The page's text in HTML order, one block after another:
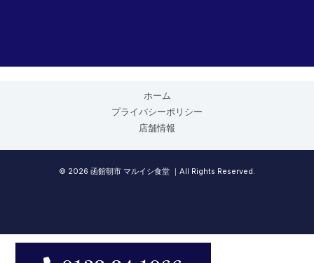
ホーム
プライバシーポリシー
店舗情報
© 2026 函館朝市 マルイシ食堂 ｜All Rights Reserved.